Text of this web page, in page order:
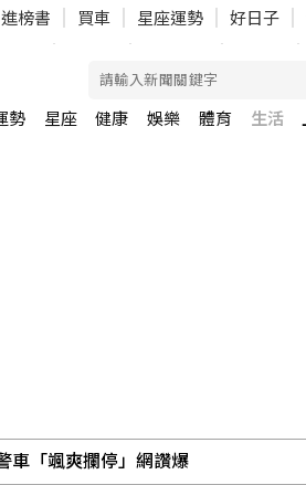
勢 星座 健康 娛樂 體育 生活
車「颯爽攔停」網讚爆